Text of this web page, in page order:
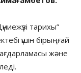
тарихы”
үшін бірыңғай
және